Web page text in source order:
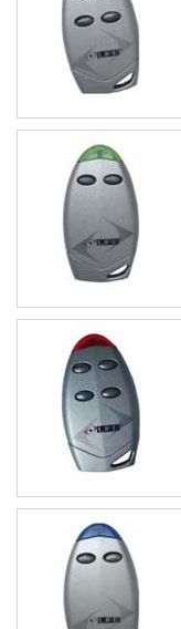
80,02 €
66,68 €
82,90 €
69,08 €
59,00 €
49,17 €